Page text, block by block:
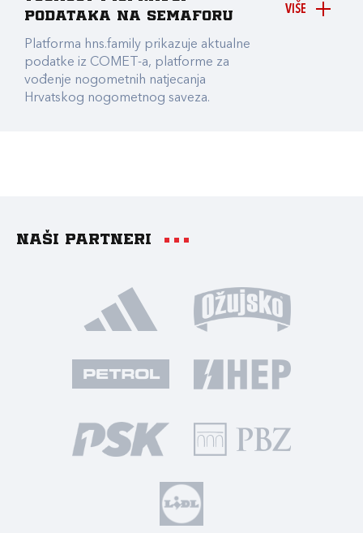
VIŠE
podataka na Semaforu
Platforma hns.family prikazuje aktualne
podatke iz COMET-a, platforme za
vođenje nogometnih natjecanja
Hrvatskog nogometnog saveza.
Naši partneri